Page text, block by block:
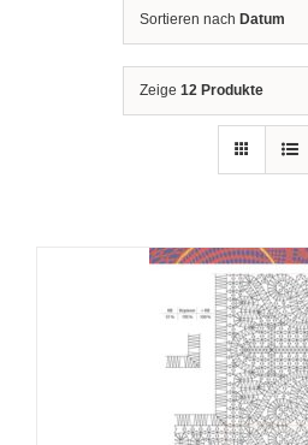
Sortieren nach Datum
Zeige 12 Produkte